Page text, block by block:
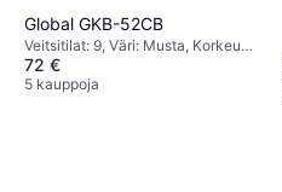
Global GKB-52CB
Veitsitilat: 9, Väri: Musta, Korkeus:
28 cm, Leveys: 10 cm, Pituus: 20
cm
72 €
5 kauppoja